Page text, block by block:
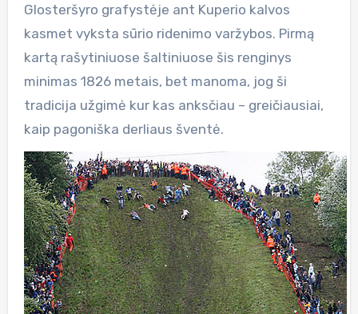
Glosteršyro grafystėje ant Kuperio kalvos
kasmet vyksta sūrio ridenimo varžybos. Pirmą
kartą rašytiniuose šaltiniuose šis renginys
minimas 1826 metais, bet manoma, jog ši
tradicija užgimė kur kas anksčiau – greičiausiai,
kaip pagoniška derliaus šventė.